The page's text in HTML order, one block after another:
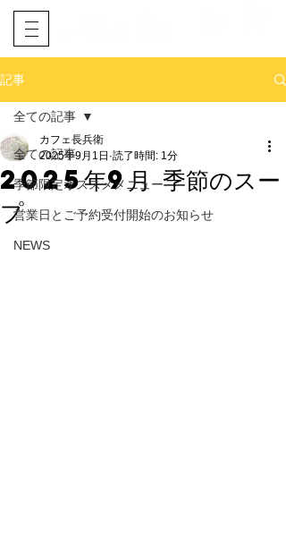
記事
全ての記事
季節限定オススメメニュー
営業日とご予約受付開始のお知らせ
NEWS
全ての記事
2025年9月 季節のスー
プ
カフェ長兵衛
2025年9月1日 読了時間: 1分